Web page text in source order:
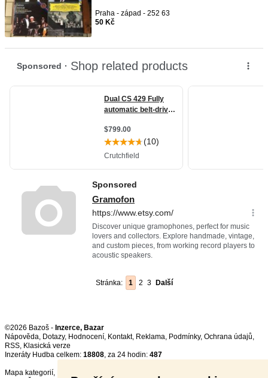
Praha - západ - 252 63
50 Kč
Stránka: 1 2 3 Další
©2026 Bazoš - Inzerce, Bazar
Nápověda, Dotazy, Hodnocení, Kontakt, Reklama, Podmínky, Ochrana údajů,
RSS,
Inzeráty Hudba celkem: 18808, za 24 hodin: 487
Mapa kategorií,